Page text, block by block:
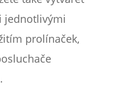
jednotlivými
prolínaček,